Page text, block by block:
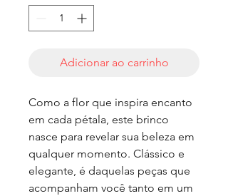
Adicionar ao carrinho
Como a flor que inspira encanto
em cada pétala, este brinco
nasce para revelar sua beleza em
qualquer momento. Clássico e
elegante, é daquelas peças que
acompanham você tanto em um